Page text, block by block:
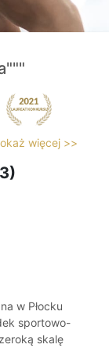
więcej >>
w Płocku
sportowo-
skalę